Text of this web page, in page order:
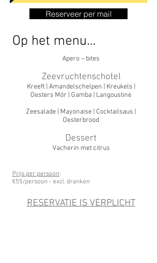
Reserveer per mail
Op het menu...
Apero – bites
Zeevruchtenschotel
Kreeft | Amandelschelpen | Kreukels |
Oesters Mór | Gamba | Langoustine
Zeesalade | Mayonaise | Cocktailsaus |
Oesterbrood
Dessert
Vacherin met citrus
Prijs per persoon:
€55/persoon - excl. dranken
RESERVATIE IS VERPLICHT